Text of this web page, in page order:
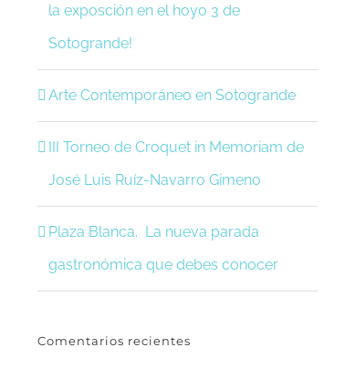
la exposción en el hoyo 3 de
Sotogrande!
Arte Contemporáneo en Sotogrande
III Torneo de Croquet in Memoriam de
José Luis Ruíz-Navarro Gimeno
Plaza Blanca. La nueva parada
gastronómica que debes conocer
Comentarios recientes